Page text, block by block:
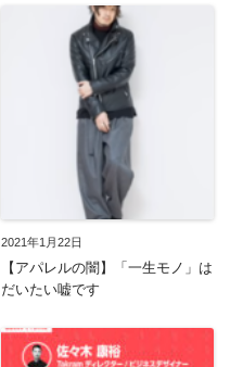
2021年1月22日
【アパレルの闇】「一生モノ」は
だいたい嘘です